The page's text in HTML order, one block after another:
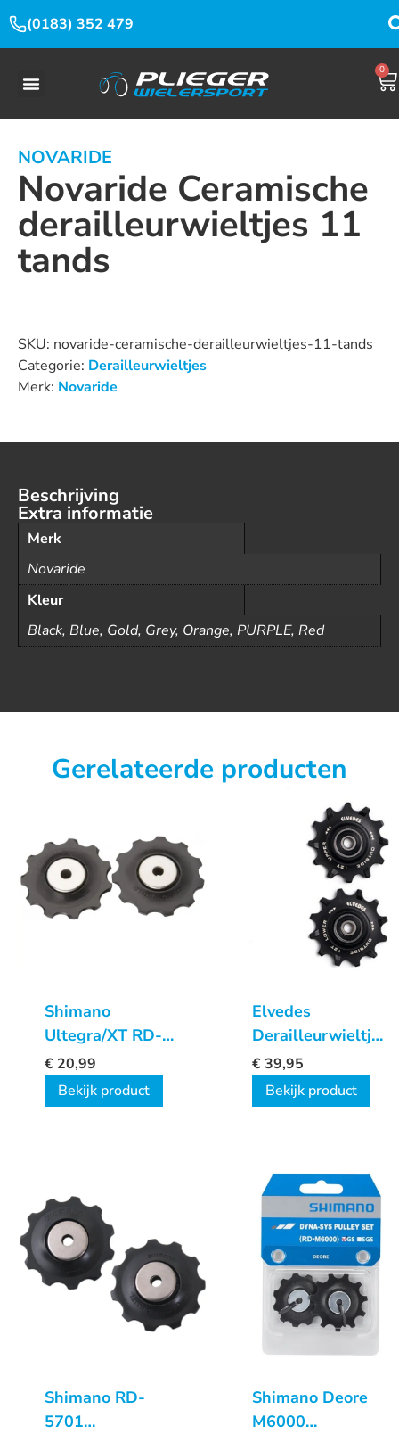
(0183) 352 479
0
NOVARIDE
Novaride Ceramische
derailleurwieltjes 11
tands
SKU: novaride-ceramische-derailleurwieltjes-11-tands
Categorie: Derailleurwieltjes
Merk: Novaride
Beschrijving
Extra informatie
Merk
Novaride
Kleur
Black, Blue, Gold, Grey, Orange, PURPLE, Red
Gerelateerde producten
Shimano
Ultegra/XT RD-
6700
derailleurwieltjes
€ 20,99
Bekijk product
Elvedes
Derailleurwieltjes
2X12T
€39,95
Bekijk product
Shimano RD-
5701
Shimano Deore
M6000